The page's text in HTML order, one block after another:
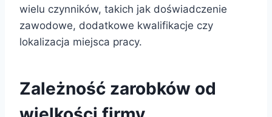
wielu czynników, takich jak doświadczenie
zawodowe, dodatkowe kwalifikacje czy
lokalizacja miejsca pracy.
Zależność zarobków od